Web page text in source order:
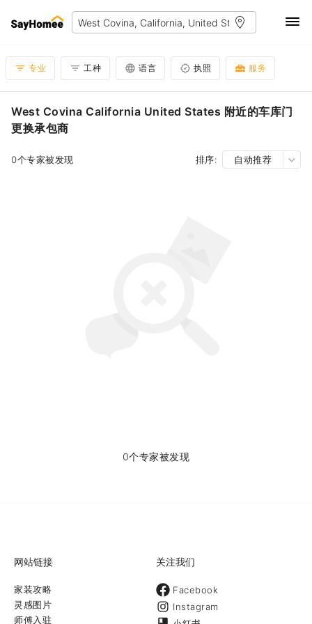
专业 工种 语言 执照 服务
West Covina California United States 附近的车库门
更换承包商
0个专家被发现 排序: 自动推荐
0个专家被发现
网站链接
家装攻略
灵感图片
师傅入驻
关注我们
Facebook
Instagram